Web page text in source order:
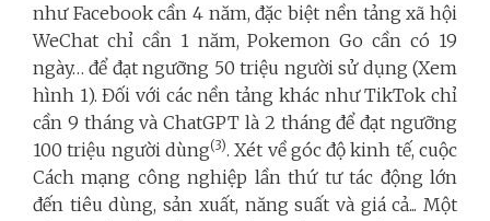
như Facebook cần 4 năm, đặc biệt nền tảng xã hội
WeChat chỉ cần 1 năm, Pokemon Go cần có 19
ngày… để đạt ngưỡng 50 triệu người sử dụng (Xem
hình 1). Đối với các nền tảng khác như TikTok chỉ
cần 9 tháng và ChatGPT là 2 tháng để đạt ngưỡng
100 triệu người dùng(3). Xét về góc độ kinh tế, cuộc
Cách mạng công nghiệp lần thứ tư tác động lớn
đến tiêu dùng, sản xuất, năng suất và giá cả... Một